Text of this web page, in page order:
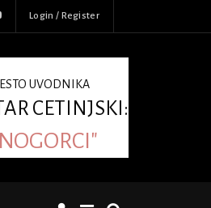
Login / Register
UVODNIKA
CETINJSKI: